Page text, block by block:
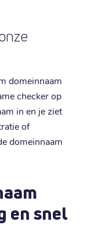
domeinnaam
checker op
in en je ziet
of
domeinnaam
en snel